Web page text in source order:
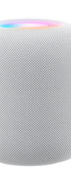
进
一
步
了
解